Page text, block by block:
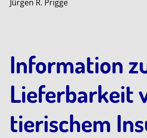
Jürgen R. Prigge
Information
Lieferbarkeit
tierischem